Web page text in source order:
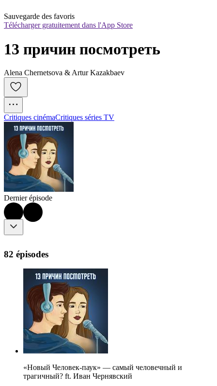
Sauvegarde des favoris
Télécharger gratuitement dans l'App Store
13 причин посмотреть
Alena Chernetsova & Artur Kazakbaev
Critiques cinémaCritiques séries TV
Dernier épisode
82 épisodes
«Новый Человек-паук» — самый человечный и
трагичный? ft. Иван Чернявский